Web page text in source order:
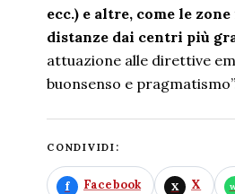
ecc.) e altre, come le
distanze dai centri più
attuazione alle direttive
buonsenso e
CONDIVIDI:
Facebook X